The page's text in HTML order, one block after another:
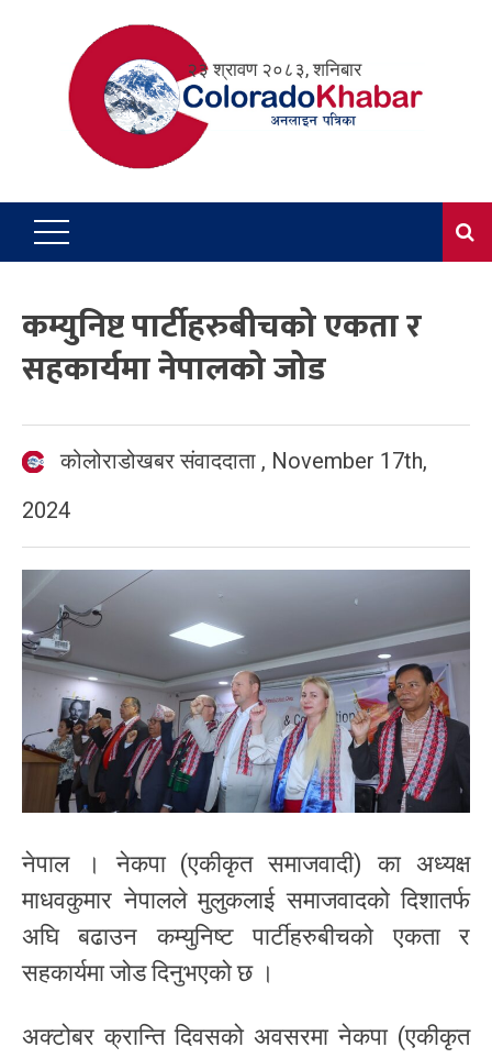
२३ श्रावण २०८३, शनिबार
कम्युनिष्ट पार्टीहरुबीचको एकता र
सहकार्यमा नेपालको जोड
कोलोराडोखबर संवाददाता , November 17th,
2024
नेपाल । नेकपा (एकीकृत समाजवादी) का अध्यक्ष
माधवकुमार नेपालले मुलुकलाई समाजवादको दिशातर्फ
अघि बढाउन कम्युनिष्ट पार्टीहरुबीचको एकता र
सहकार्यमा जोड दिनुभएको छ ।
अक्टोबर क्रान्ति दिवसको अवसरमा नेकपा (एकीकृत